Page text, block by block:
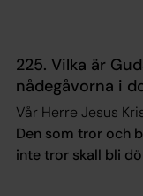
225. Vilka är
nådegåvorna i
Vår Herre Jesus
Den som tror och
inte tror skall bli